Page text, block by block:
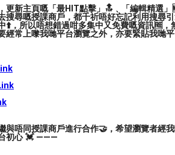
對於身體僵硬的人來說，正確
的靈活度。首先，想要告訴大
多的是筋膜和肌肉。 韌帶是維
松，你的關節就松了，不僅容
更新主頁嘅「最HIT點擊」🔝﹑「編輯精選
搜尋嘅授課商戶，都千祈唔好忘記利用搜尋
⬆️，所以唔想錯過咁多集中又免費嘅資訊🆓
經常上嚟我哋平台瀏覽之外，亦要緊貼我
與唔同授課商戶進行合作🤝，希望瀏覽者經
初心 💓 ———